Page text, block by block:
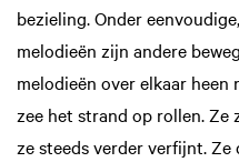
bezieling. Onder
melodieën zijn andere
melodieën over elkaar
zee het strand op rollen. Ze
ze steeds verder verfijnt.